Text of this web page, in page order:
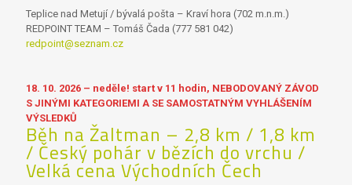
Teplice nad Metují / bývalá pošta – Kraví hora (702 m.n.m.)
REDPOINT TEAM – Tomáš Čada (777 581 042)
redpoint@seznam.cz
18. 10. 2026 – neděle! start v 11 hodin, NEBODOVANÝ ZÁVOD
S JINÝMI KATEGORIEMI A SE SAMOSTATNÝM VYHLÁŠENÍM
VÝSLEDKŮ
Běh na Žaltman – 2,8 km / 1,8 km
/ Český pohár v bězích do vrchu /
Velká cena Východních Čech